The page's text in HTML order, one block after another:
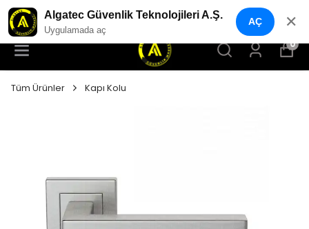
YENI NESIL GÜVENLIK GEÇIŞ SISTEMLERI
0
Tüm Ürünler Kapı Kolu
Algatec Güvenlik Teknolojileri A.Ş.
Uygulamada aç
AÇ ✕